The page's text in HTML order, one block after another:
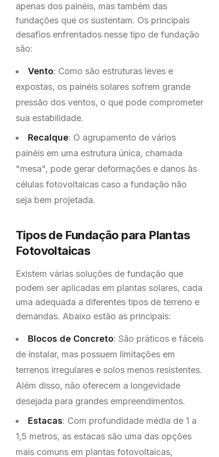
apenas dos painéis, mas também das
fundações que os sustentam. Os principais
desafios enfrentados nesse tipo de fundação
são:
Vento: Como são estruturas leves e
expostas, os painéis solares sofrem grande
pressão dos ventos, o que pode comprometer
sua estabilidade.
Recalque: O agrupamento de vários
painéis em uma estrutura única, chamada
"mesa", pode gerar deformações e danos às
células fotovoltaicas caso a fundação não
seja bem projetada.
Tipos de Fundação para Plantas
Fotovoltaicas
Existem várias soluções de fundação que
podem ser aplicadas em plantas solares, cada
uma adequada a diferentes tipos de terreno e
demandas. Abaixo estão as principais:
Blocos de Concreto: São práticos e fáceis
de instalar, mas possuem limitações em
terrenos irregulares e solos menos resistentes.
Além disso, não oferecem a longevidade
desejada para grandes empreendimentos.
Estacas: Com profundidade média de 1 a
1,5 metros, as estacas são uma das opções
mais comuns em plantas fotovoltaicas,